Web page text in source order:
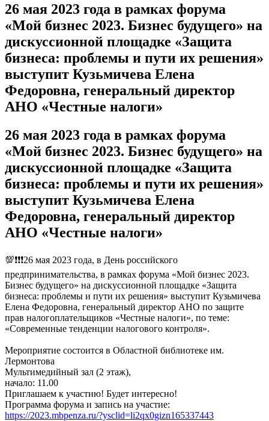
26 мая 2023 года в рамках форума
«Мой бизнес 2023. Бизнес будущего» на
дискуссионной площадке «Защита
бизнеса: проблемы и пути их решения»
выступит Кузьмичева Елена
Федоровна, генеральный директор
АНО «Честные налоги»
26 мая 2023 года в рамках форума
«Мой бизнес 2023. Бизнес будущего» на
дискуссионной площадке «Защита
бизнеса: проблемы и пути их решения»
выступит Кузьмичева Елена
Федоровна, генеральный директор
АНО «Честные налоги»
💯❗️❗️❗️26 мая 2023 года, в День российского
предпринимательства, в рамках форума «Мой бизнес 2023.
Бизнес будущего» на дискуссионной площадке «Защита
бизнеса: проблемы и пути их решения» выступит Кузьмичева
Елена Федоровна, генеральный директор АНО по защите
прав налогоплательщиков «Честные налоги», по теме:
«Современные тенденции налогового контроля».
Мероприятие состоится в Областной библиотеке им.
Лермонтова
Мультимедийный зал (2 этаж),
начало: 11.00
Приглашаем к участию! Будет интересно!
Программа форума и запись на участие:
https://2023.mbpenza.ru/?ysclid=li2qx0gizn165337443